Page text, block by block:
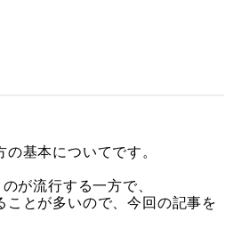
基本についてです。
が流行する一方で、
ことが多いので、今回の記事を